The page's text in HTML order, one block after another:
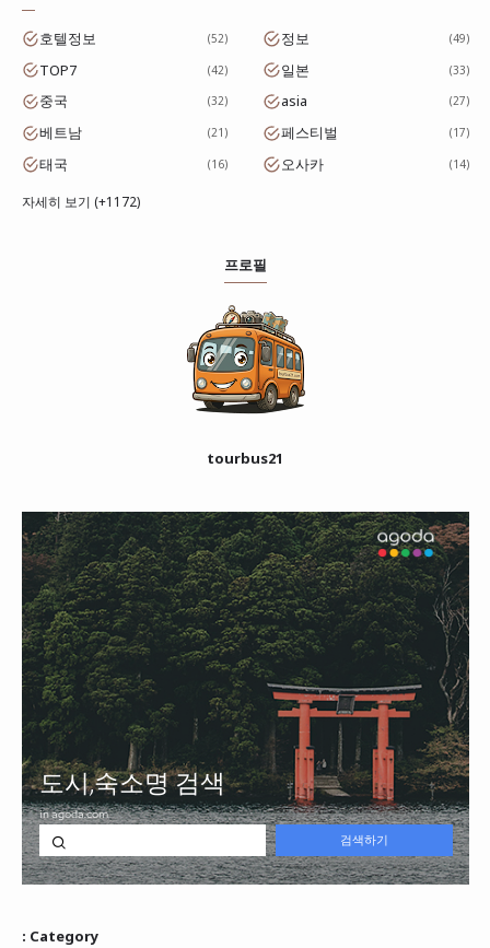
호텔정보 52 정보 49
TOP7 42 일본 33
중국 32 asia 27
베트남 21 페스티벌 17
태국 16 오사카 14
자세히 보기 (+1172)
프로필
tourbus21
: Category